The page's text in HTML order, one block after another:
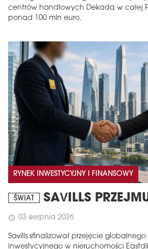
centrów handlowych Dekada w całej
ponad 100 mln euro.
RYNEK INWESTYCYJNY I FINANSOWY
ŚWIAT SAVILLS
schedule 03 sierpnia 2026
Savills sfinalizował przejęcie
inwestycyjnego w nieruchomości